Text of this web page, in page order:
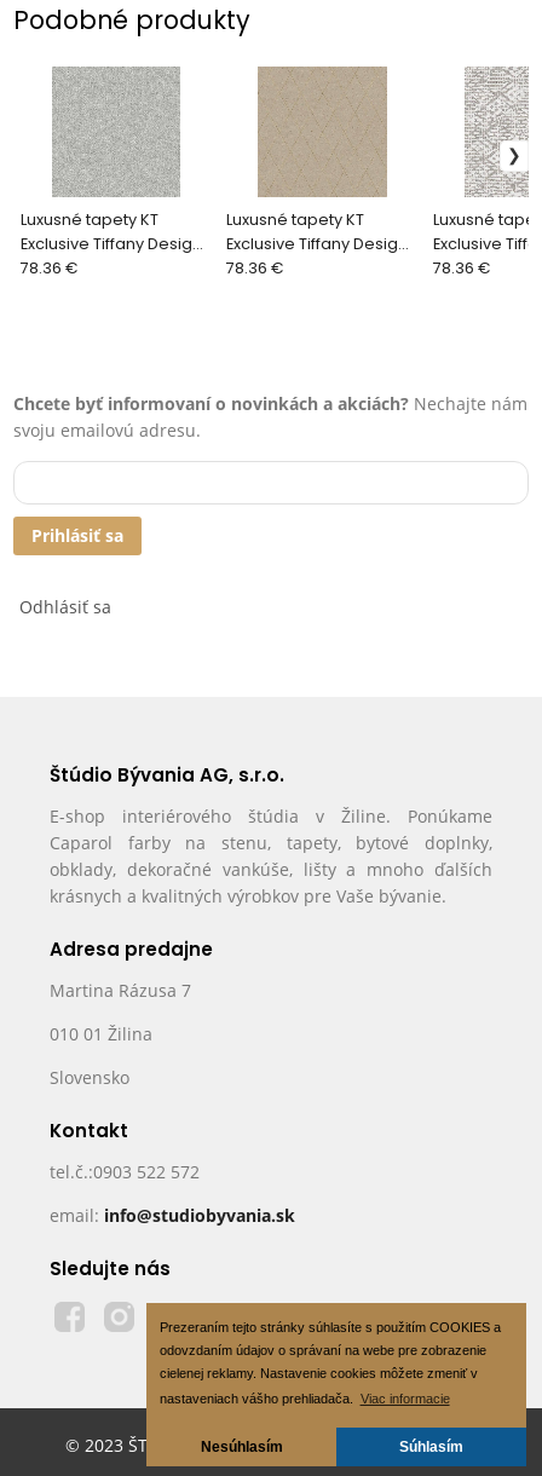
Prezeraním tejto stránky súhlasíte s použitím COOKIES a
odovzdaním údajov o správaní na webe pre zobrazenie
cielenej reklamy. Nastavenie cookies môžete zmeniť v
nastaveniach vášho prehliadača.
Viac informacie
Nesúhlasím Súhlasím
Podobné produkty
Luxusné tapety KT
Exclusive Tiffany Design
Euphorie EF6027
78.36 €
Luxusné tapety KT
Exclusive Tiffany Design
Euphorie EF2004
78.36 €
Luxusné
Exclusive
Euphorie
78.36 €
Chcete byť informovaní o novinkách a akciách? Nechajte nám
svoju emailovú adresu.
Prihlásiť sa
Odhlásiť sa
Štúdio Bývania AG, s.r.o.
E-shop interiérového štúdia v Žiline. Ponúkame
Caparol farby na stenu, tapety, bytové doplnky,
obklady, dekoračné vankúše, lišty a mnoho ďalších
krásnych a kvalitných výrobkov pre Vaše bývanie.
Adresa predajne
Martina Rázusa 7
010 01 Žilina
Slovensko
Kontakt
tel.č.:0903 522 572
email: info@studiobyvania.sk
Sledujte nás
© 2023 ŠTÚDIO BÝVANIA s.r.o - All Rights Reserved